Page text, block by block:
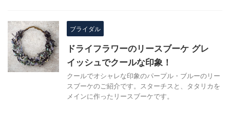
ブライダル
ドライフラワーのリースブーケ グレ
イッシュでクールな印象！
クールでオシャレな印象のパープル・ブルーのリー
スブーケのご紹介です。スターチスと、タタリカを
メインに作ったリースブーケです。